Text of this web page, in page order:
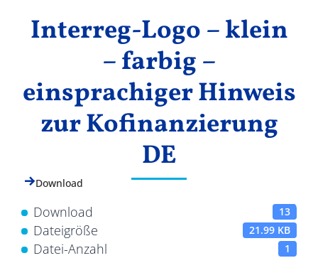
Interreg-Logo – klein
– farbig –
einsprachiger Hinweis
zur Kofinanzierung
DE
Download
Download 13
Dateigröße 21.99 KB
Datei-Anzahl 1